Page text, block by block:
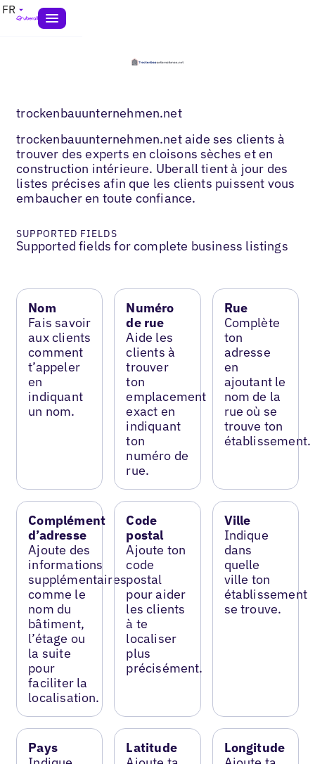
FR
trockenbauunternehmen.net
trockenbauunternehmen.net aide ses clients à
trouver des experts en cloisons sèches et en
construction intérieure. Uberall tient à jour des
listes précises afin que les clients puissent vous
embaucher en toute confiance.
SUPPORTED FIELDS
Supported fields for complete business listings
Nom
Fais savoir
aux clients
comment
t’appeler
en
indiquant
un nom.
Numéro
de rue
Aide les
clients à
trouver
ton
emplacement
exact en
indiquant
ton
numéro de
rue.
Rue
Complète
ton
adresse
en
ajoutant le
nom de la
rue où se
trouve ton
établissement.
Complément
d’adresse
Ajoute des
informations
supplémentaires
comme le
nom du
bâtiment,
l’étage ou
la suite
pour
faciliter la
localisation.
Code
postal
Ajoute ton
code
postal
pour aider
les clients
à te
localiser
plus
précisément.
Ville
Indique
dans
quelle
ville ton
établissement
se trouve.
Pays
Latitude
Longitude